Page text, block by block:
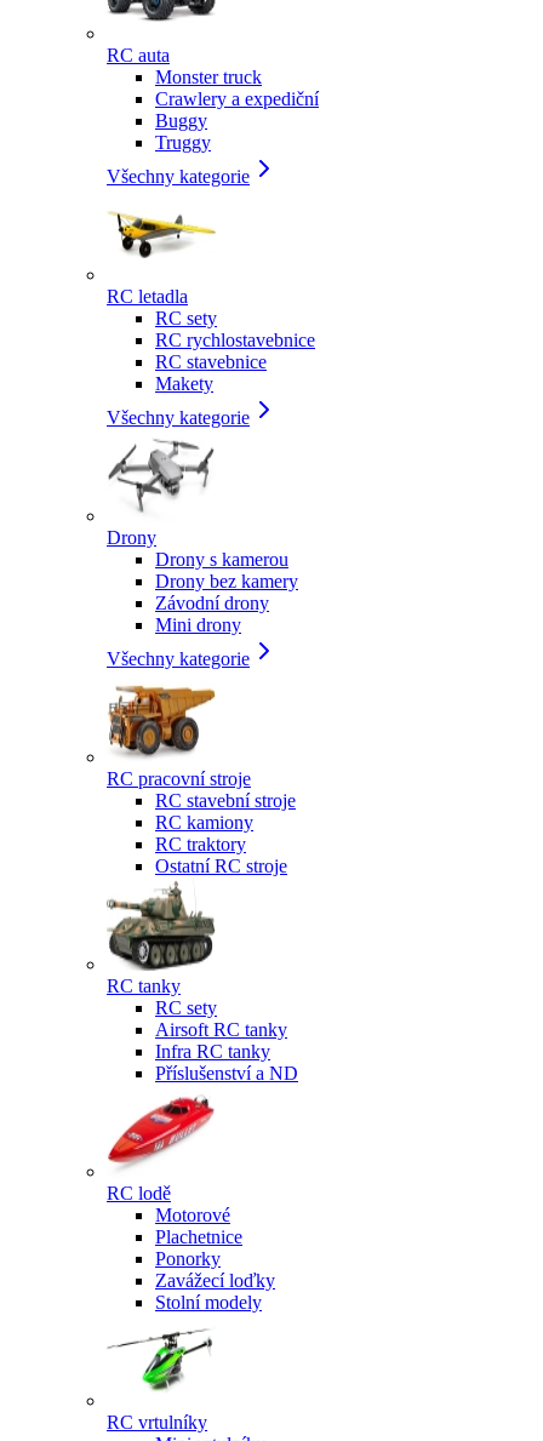
RC auta
Monster truck
Crawlery a expediční
Buggy
Truggy
Všechny kategorie
RC letadla
RC sety
RC rychlostavebnice
RC stavebnice
Makety
Všechny kategorie
Drony
Drony s kamerou
Drony bez kamery
Závodní drony
Mini drony
Všechny kategorie
RC pracovní stroje
RC stavební stroje
RC kamiony
RC traktory
Ostatní RC stroje
RC tanky
RC sety
Airsoft RC tanky
Infra RC tanky
Příslušenství a ND
RC lodě
Motorové
Plachetnice
Ponorky
Zavážecí loďky
Stolní modely
RC vrtulníky